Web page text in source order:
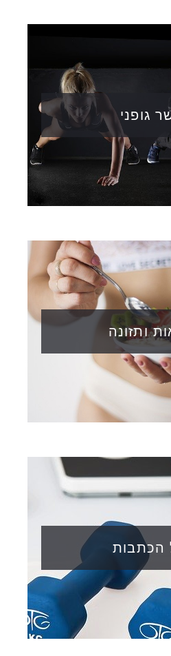
גופני
ותזונה
הכתבות